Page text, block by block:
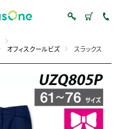
オフィスクールビズ スラックス